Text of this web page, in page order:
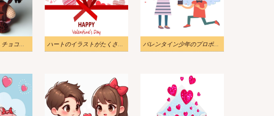
ギフト あみぐるみ チョコレート イラスト 2 ハートのイラストがたくさん入ったハッピーバレンタインデーカード バレンタイン少年のプロポーズ女性への結婚イラスト